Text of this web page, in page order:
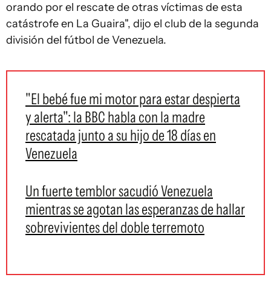
orando por el rescate de otras víctimas de esta
catástrofe en La Guaira", dijo el club de la segunda
división del fútbol de Venezuela.
"El bebé fue mi motor para estar despierta
y alerta": la BBC habla con la madre
rescatada junto a su hijo de 18 días en
Venezuela
Un fuerte temblor sacudió Venezuela
mientras se agotan las esperanzas de hallar
sobrevivientes del doble terremoto